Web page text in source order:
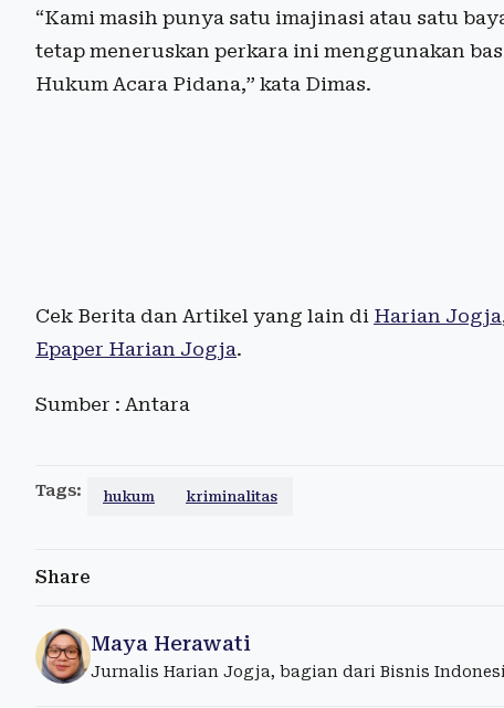
“Kami masih punya satu imajinasi atau satu
tetap meneruskan perkara ini menggunakan
Hukum Acara Pidana,” kata Dimas.
Cek Berita dan Artikel yang lain di Harian Jogja
Epaper Harian Jogja.
Sumber : Antara
Tags: hukum kriminalitas
Share
Maya Herawati
Jurnalis Harian Jogja, bagian dari Bisnis